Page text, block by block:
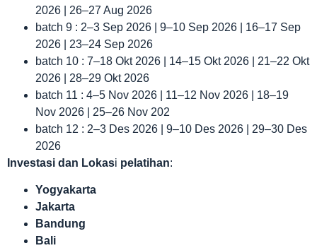
2026 | 26–27 Aug 2026
batch 9 : 2–3 Sep 2026 | 9–10 Sep 2026 | 16–17 Sep
2026 | 23–24 Sep 2026
batch 10 : 7–18 Okt 2026 | 14–15 Okt 2026 | 21–22 Okt
2026 | 28–29 Okt 2026
batch 11 : 4–5 Nov 2026 | 11–12 Nov 2026 | 18–19
Nov 2026 | 25–26 Nov 202
batch 12 : 2–3 Des 2026 | 9–10 Des 2026 | 29–30 Des
2026
Investasi dan Lokasi pelatihan:
Yogyakarta
Jakarta
Bandung
Bali